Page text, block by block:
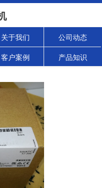
关于我们 公司动态
客户案例 产品知识